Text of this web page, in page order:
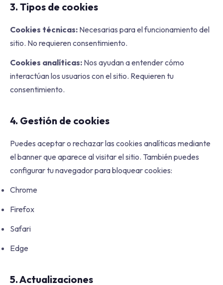
3. Tipos de cookies
Cookies técnicas: Necesarias para el funcionamiento del
sitio. No requieren consentimiento.
Cookies analíticas: Nos ayudan a entender cómo
interactúan los usuarios con el sitio. Requieren tu
consentimiento.
4. Gestión de cookies
Puedes aceptar o rechazar las cookies analíticas mediante
el banner que aparece al visitar el sitio. También puedes
configurar tu navegador para bloquear cookies:
Chrome
Firefox
Safari
Edge
5. Actualizaciones